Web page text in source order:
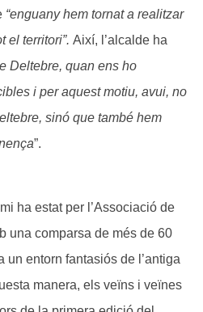
“enguany hem tornat a realitzar
el territori”. Així, l’alcalde ha
Deltebre, quan ens ho
i per aquest motiu, avui, no
sinó que també hem
”.
ha estat per l’Associació de
una comparsa de més de 60
un entorn fantasiós de l’antiga
manera, els veïns i veïnes